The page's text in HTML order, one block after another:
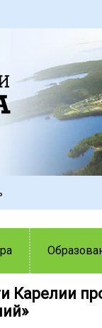
Карелии